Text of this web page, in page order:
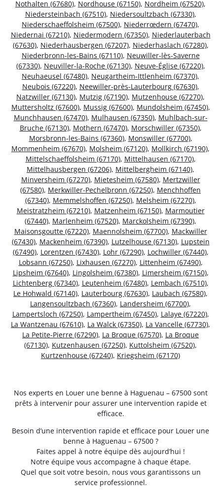
Nothalten (67680), Nordhouse (67150), Nordheim (67520),
Niedersteinbach (67510), Niedersoultzbach (67330),
Niederschaeffolsheim (67500), Niederrœdern (67470),
Niedernai (67210), Niedermodern (67350), Niederlauterbach
(67630), Niederhausbergen (67207), Niederhaslach (67280),
Niederbronn-les-Bains (67110), Neuwiller-lès-Saverne
(67330), Neuviller-la-Roche (67130), Neuve-Église (67220),
Neuhaeusel (67480), Neugartheim-Ittlenheim (67370),
Neubois (67220), Neewiller-près-Lauterbourg (67630),
Natzwiller (67130), Mutzig (67190), Mutzenhouse (67270),
Muttersholtz (67600), Mussig (67600), Mundolsheim (67450),
Munchhausen (67470), Mulhausen (67350), Muhlbach-sur-
Bruche (67130), Mothern (67470), Morschwiller (67350),
Morsbronn-les-Bains (67360), Monswiller (67700),
Mommenheim (67670), Molsheim (67120), Mollkirch (67190),
Mittelschaeffolsheim (67170), Mittelhausen (67170),
Mittelhausbergen (67206), Mittelbergheim (67140),
Minversheim (67270), Mietesheim (67580), Mertzwiller
(67580), Merkwiller-Pechelbronn (67250), Menchhoffen
(67340), Memmelshoffen (67250), Melsheim (67270),
Meistratzheim (67210), Matzenheim (67150), Marmoutier
(67440), Marlenheim (67520), Marckolsheim (67390),
Maisonsgoutte (67220), Maennolsheim (67700), Mackwiller
(67430), Mackenheim (67390), Lutzelhouse (67130), Lupstein
(67490), Lorentzen (67430), Lohr (67290), Lochwiller (67440),
Lobsann (67250), Lixhausen (67270), Littenheim (67490),
Lipsheim (67640), Lingolsheim (67380), Limersheim (67150),
Lichtenberg (67340), Leutenheim (67480), Lembach (67510),
Le Hohwald (67140), Lauterbourg (67630), Laubach (67580),
Langensoultzbach (67360), Landersheim (67700),
Lampertsloch (67250), Lampertheim (67450), Lalaye (67220),
La Wantzenau (67610), La Walck (67350), La Vancelle (67730),
La Petite-Pierre (67290), La Broque (67570), La Broque
(67130), Kutzenhausen (67250), Kuttolsheim (67520),
Kurtzenhouse (67240), Kriegsheim (67170)
Nos experts en Louer une benne à Haguenau – 67500 sont
prêts à intervenir pour assurer une intervention rapide et
efficace.
Besoin d’une intervention rapide et efficace pour Louer une
benne à Haguenau – 67500 ?
Faites appel à notre équipe dès aujourd’hui !
Notre équipe vous accompagne à chaque étape.
Quel que soit votre besoin, nous vous garantissons un
service professionnel.